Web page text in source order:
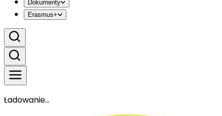
Dokumenty
Erasmus+
Ładowanie...